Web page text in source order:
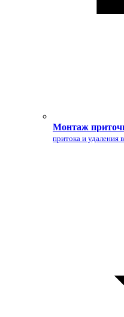
Монтаж
притока и удаления